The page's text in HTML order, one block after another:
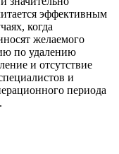
эффективным
когда
желаемого
по удалению
и отсутствие
и
периода